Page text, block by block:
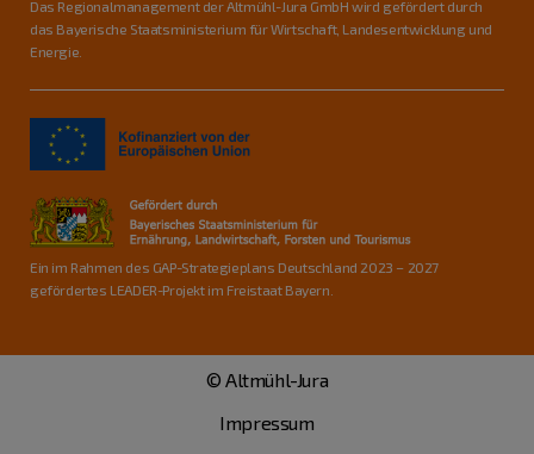
Das Regionalmanagement der Altmühl-Jura GmbH wird gefördert durch
das Bayerische Staatsministerium für Wirtschaft, Landesentwicklung und
Energie.
Ein im Rahmen des GAP-Strategieplans Deutschland 2023 – 2027
gefördertes LEADER-Projekt im Freistaat Bayern.
© Altmühl-Jura
Impressum